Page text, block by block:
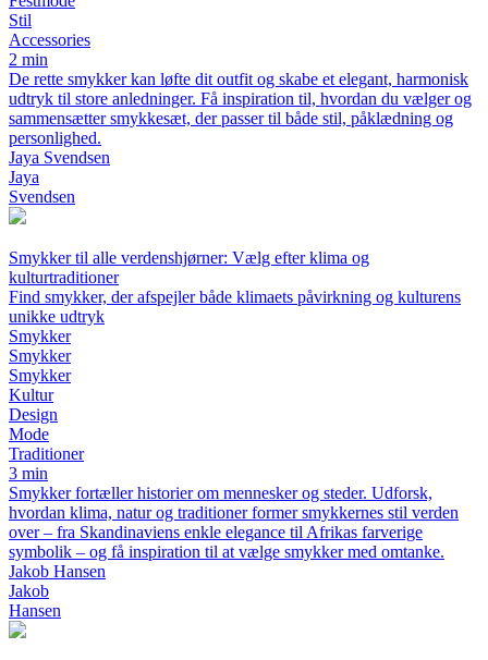
Stil
Accessories
2 min
De rette smykker kan løfte dit outfit og skabe et elegant, harmonisk
udtryk til store anledninger. Få inspiration til, hvordan du vælger og
sammensætter smykkesæt, der passer til både stil, påklædning og
personlighed.
Jaya Svendsen
Jaya
Svendsen
Smykker til alle verdenshjørner: Vælg efter klima og
kulturtraditioner
Find smykker, der afspejler både klimaets påvirkning og kulturens
unikke udtryk
Smykker
Smykker
Smykker
Kultur
Design
Mode
Traditioner
3 min
Smykker fortæller historier om mennesker og steder. Udforsk,
hvordan klima, natur og traditioner former smykkernes stil verden
over – fra Skandinaviens enkle elegance til Afrikas farverige
symbolik – og få inspiration til at vælge smykker med omtanke.
Jakob Hansen
Jakob
Hansen